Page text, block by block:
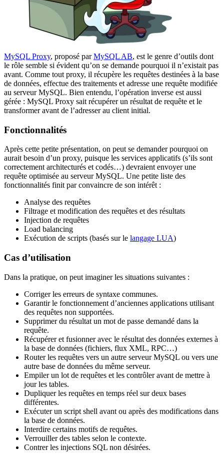
MySQL Proxy, proposé parMySQL AB, est le genre d’outils dont
le rôle semble si évident qu’on se demande pourquoi il n’existait pas
avant. Comme tout proxy, il récupère les requêtes destinées à la base
de données, effectue des traitements et adresse une requête modifiée
au serveur MySQL. Bien entendu, l’opération inverse est aussi
gérée : MySQL Proxy sait récupérer un résultat de requête et le
transformer avant de l’adresser au client initial.
Fonctionnalités
Après cette petite présentation, on peut se demander pourquoi on
aurait besoin d’un proxy, puisque les services applicatifs (s’ils sont
correctement architecturés et codés…) devraient envoyer une
requête optimisée au serveur MySQL. Une petite liste des
fonctionnalités finit par convaincre de son intérêt :
Analyse des requêtes
Filtrage et modification des requêtes et des résultats
Injection de requêtes
Load balancing
Exécution de scripts (basés sur le langage LUA)
Cas d’utilisation
Dans la pratique, on peut imaginer les situations suivantes :
Corriger les erreurs de syntaxe communes.
Garantir le fonctionnement d’anciennes applications utilisant
des requêtes non supportées.
Supprimer du résultat un mot de passe demandé dans la
requête.
Récupérer et fusionner avec le résultat des données externes à
la base de données (fichiers, flux XML, RPC…)
Router les requêtes vers un autre serveur MySQL ou vers une
autre base de données du même serveur.
Empiler un lot de requêtes et les contrôler avant de mettre à
jour les tables.
Dupliquer les requêtes en temps réel sur deux bases
différentes.
Exécuter un script shell avant ou après des modifications dans
la base de données.
Interdire certains motifs de requêtes.
Verrouiller des tables selon le contexte.
Contrer les injections SQL non désirées.